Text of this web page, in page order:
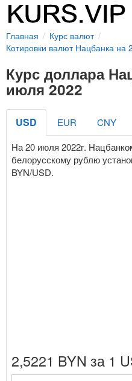
Главная
Курс валют
Котировки валют Нацбанка на
Курс доллара
июля 2022
USD EUR CNY
На 20 июля 2022г.
белорусскому рублю
BYN/USD.
2,5221 BYN за 1